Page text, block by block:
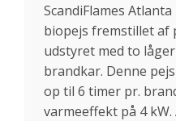
ScandiFlames
biopejs fremstillet af
udstyret med to
brandkar. Denne
op til 6 timer pr.
varmeeffekt på 4